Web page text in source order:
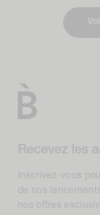
Recevez les
Inscrivez-vous
de nos
nos offres